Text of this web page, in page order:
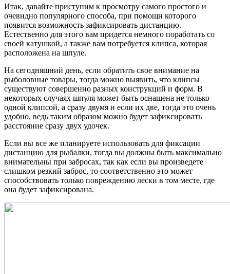
Итак, давайте приступим к просмотру самого простого и
очевидно популярного способа, при помощи которого
появится возможность зафиксировать дистанцию.
Естественно для этого вам придется немного поработать со
своей катушкой, а также вам потребуется клипса, которая
расположена на шпуле.
На сегодняшний день, если обратить свое внимание на
рыболовные товары, тогда можно выявить, что клипсы
существуют совершенно разных конструкций и форм. В
некоторых случаях шпуля может быть оснащена не только
одной клипсой, а сразу двумя и если их две, тогда это очень
удобно, ведь таким образом можно будет зафиксировать
расстояние сразу двух удочек.
Если вы все же планируете использовать для фиксации
дистанцию для рыбалки, тогда вы должны быть максимально
внимательны при забросах, так как если вы произведете
слишком резкий заброс, то соответственно это может
способствовать только повреждению лески в том месте, где
она будет зафиксирована.